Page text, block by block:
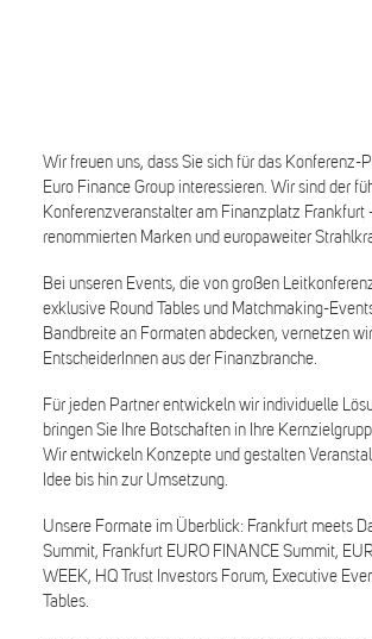
Wir freuen uns, dass Sie sich für das Konferenz-
Euro Finance Group interessieren. Wir sind der
Konferenzveranstalter am Finanzplatz Frankfurt
renommierten Marken und europaweiter
Bei unseren Events, die von großen
exklusive Round Tables und Matchmaking-
Bandbreite an Formaten abdecken, vernetzen
EntscheiderInnen aus der Finanzbranche.
Für jeden Partner entwickeln wir individuelle
bringen Sie Ihre Botschaften in Ihre
Wir entwickeln Konzepte und gestalten
Idee bis hin zur Umsetzung.
Unsere Formate im Überblick: Frankfurt meets
Summit, Frankfurt EURO FINANCE Summit,
WEEK, HQ Trust Investors Forum, Executive
Tables.